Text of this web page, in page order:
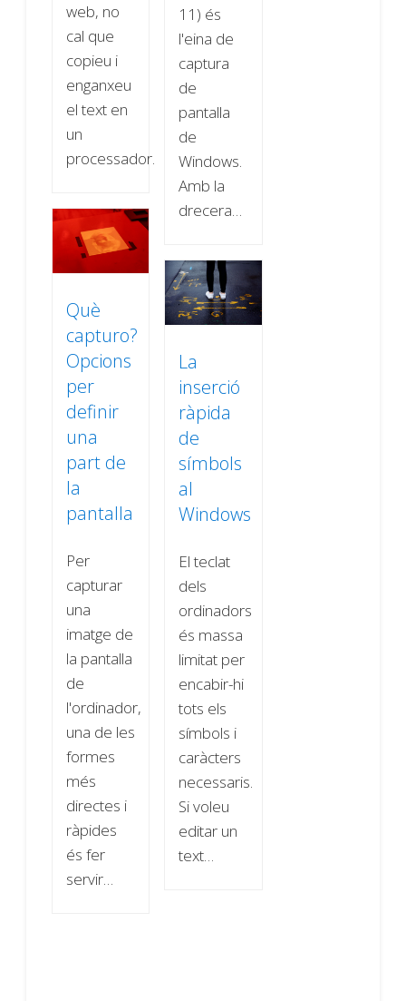
web, no
cal que
copieu i
enganxeu
el text en
un
processador…
11) és
l'eina de
captura
de
pantalla
de
Windows.
Amb la
drecera…
Què
capturo?
Opcions
per
definir
una
part de
la
pantalla
Per
capturar
una
imatge de
la pantalla
de
l'ordinador,
una de les
formes
més
directes i
ràpides
és fer
servir…
La
inserció
ràpida
de
símbols
al
Windows
El teclat
dels
ordinadors
és massa
limitat per
encabir-hi
tots els
símbols i
caràcters
necessaris.
Si voleu
editar un
text…